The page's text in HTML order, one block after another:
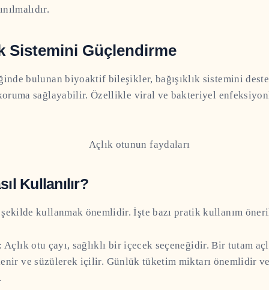
Sistemini Güçlendirme
bulunan biyoaktif bileşikler, bağışıklık sistemini
sağlayabilir. Özellikle viral ve bakteriyel
Kullanılır?
kullanmak önemlidir. İşte bazı pratik kullanım
Açlık otu çayı, sağlıklı bir içecek seçeneğidir. Bir tutam
ve süzülerek içilir. Günlük tüketim miktarı önemlidir ve